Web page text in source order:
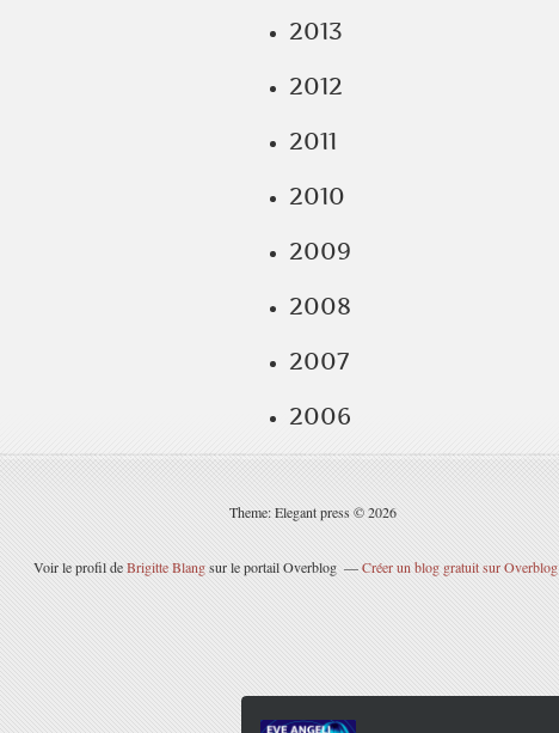
2013
2012
2011
2010
2009
2008
2007
2006
Theme: Elegant press © 2026
Voir le profil deBrigitte Blangsur le portail Overblog Créer un blog gratuit sur Overblog